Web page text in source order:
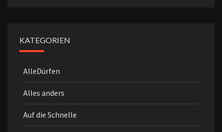
KATEGORIEN
AlleDürfen
Alles anders
Auf die Schnelle